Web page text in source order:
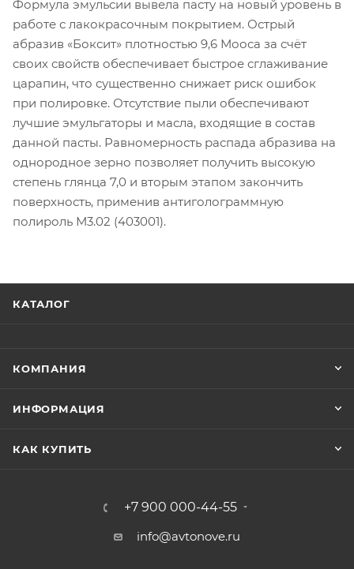
Формула эмульсии вывела пасту на новый уровень в
работе с лакокрасочным покрытием. Острый
абразив «Боксит» плотностью 9,6 Мооса за счёт
своих свойств обеспечивает быстрое сглаживание
царапин, что существенно снижает риск ошибок
при полировке. Отсутствие пыли обеспечивают
лучшие эмульгаторы и масла, входящие в состав
данной пасты. Равномерность распада абразива на
однородное зерно позволяет получить высокую
степень глянца 7,0 и вторым этапом закончить
поверхность, применив антиголограммную
полироль М3.02 (403001).
КАТАЛОГ
КОМПАНИЯ
ИНФОРМАЦИЯ
КАК КУПИТЬ
+7 900 000-44-55
info@avtonove.ru